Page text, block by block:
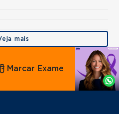
mais
Agende
por
Whatsapp
Marcar Exame